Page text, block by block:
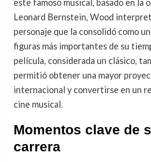
este famoso musical, basado en la
Leonard Bernstein, Wood
personaje que la consolidó como
figuras más importantes de su
película, considerada un clásico,
permitió obtener una mayor
internacional y convertirse en un
cine musical.
Momentos clave de
carrera